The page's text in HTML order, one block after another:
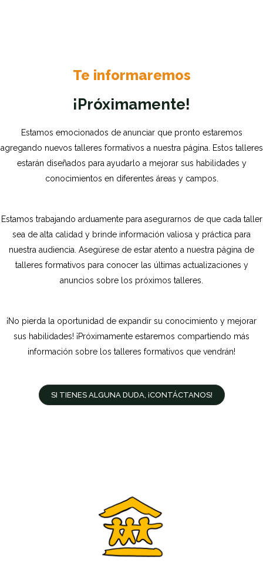
Te informaremos
¡Próximamente!
Estamos emocionados de anunciar que pronto estaremos
agregando nuevos talleres formativos a nuestra página. Estos talleres
estarán diseñados para ayudarlo a mejorar sus habilidades y
conocimientos en diferentes áreas y campos.
Estamos trabajando arduamente para asegurarnos de que cada taller
sea de alta calidad y brinde información valiosa y práctica para
nuestra audiencia. Asegúrese de estar atento a nuestra página de
talleres formativos para conocer las últimas actualizaciones y
anuncios sobre los próximos talleres.
¡No pierda la oportunidad de expandir su conocimiento y mejorar
sus habilidades! ¡Próximamente estaremos compartiendo más
información sobre los talleres formativos que vendrán!
SI TIENES ALGUNA DUDA, ¡CONTÁCTANOS!